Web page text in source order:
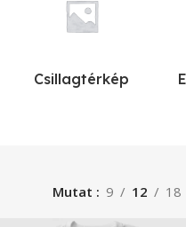
Csillagtérkép
Mutat 9 12 18